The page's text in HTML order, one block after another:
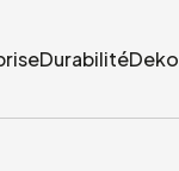
DurabilitéDeko